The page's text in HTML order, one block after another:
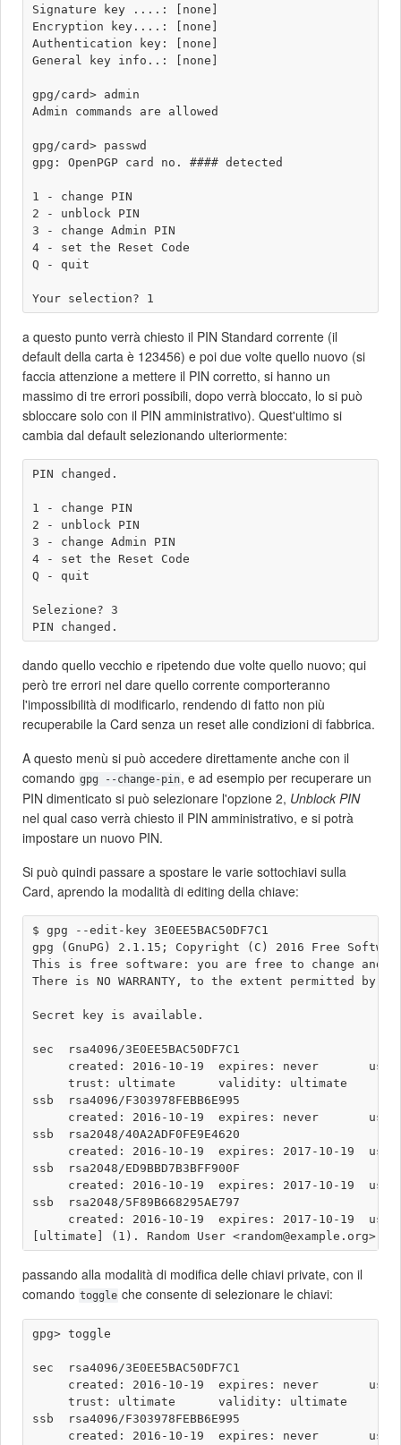
Signature key ....: [none]
Encryption key....: [none]
Authentication key: [none]
General key info..: [none]
gpg/card> admin
Admin commands are allowed
gpg/card> passwd
gpg: OpenPGP card no. #### detected
1 - change PIN
2 - unblock PIN
3 - change Admin PIN
4 - set the Reset Code
Q - quit
a questo punto verrà chiesto il PIN Standard corrente (il
default della carta è 123456) e poi due volte quello nuovo (si
faccia attenzione a mettere il PIN corretto, si hanno un
massimo di tre errori possibili, dopo verrà bloccato, lo si può
sbloccare solo con il PIN amministrativo). Quest'ultimo si
cambia dal default selezionando ulteriormente:
PIN changed.
1 - change PIN
2 - unblock PIN
3 - change Admin PIN
4 - set the Reset Code
Q - quit
Selezione? 3
dando quello vecchio e ripetendo due volte quello nuovo; qui
però tre errori nel dare quello corrente comporteranno
l'impossibilità di modificarlo, rendendo di fatto non più
recuperabile la Card senza un reset alle condizioni di fabbrica.
A questo menù si può accedere direttamente anche con il
comando gpg --change-pin, e ad esempio per recuperare un
PIN dimenticato si può selezionare l'opzione 2, Unblock PIN
nel qual caso verrà chiesto il PIN amministrativo, e si potrà
impostare un nuovo PIN.
Si può quindi passare a spostare le varie sottochiavi sulla
Card, aprendo la modalità di editing della chiave:
$ gpg --edit-key 3E0EE5BAC50DF7C1
gpg (GnuPG) 2.1.15; Copyright (C) 2016 Free
This is free software: you are free to change
There is NO WARRANTY, to the extent permitted by
Secret key is available.
sec  rsa4096/3E0EE5BAC50DF7C1
created: 2016-10-19  expires: never
     trust: ultimate      validity: ultimate
ssb  rsa4096/F303978FEBB6E995
created: 2016-10-19  expires: never
ssb  rsa2048/40A2ADF0FE9E4620
created: 2016-10-19  expires: 2017-10-19
ssb  rsa2048/ED9BBD7B3BFF900F
created: 2016-10-19  expires: 2017-10-19
ssb  rsa2048/5F89B668295AE797
created: 2016-10-19  expires: 2017-10-19
passando alla modalità di modifica delle chiavi private, con il
comando toggle che consente di selezionare le chiavi:
gpg> toggle
sec  rsa4096/3E0EE5BAC50DF7C1
created: 2016-10-19  expires: never
     trust: ultimate      validity: ultimate
ssb  rsa4096/F303978FEBB6E995
created: 2016-10-19  expires: never